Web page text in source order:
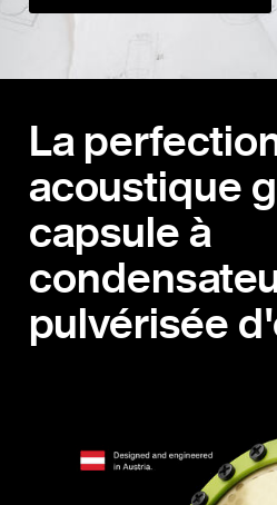
La
acoustique
capsule à
pulvérisée